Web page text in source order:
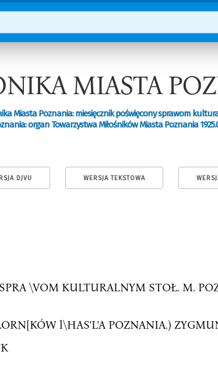
MIASTA
Miasta Poznania: miesięcznik poświęcony sprawom
organ Towarzystwa Miłośników Miasta Poznania
DJVU WERSJA TEKSTOWA
\VOM KULTURALNYM STOŁ. M.
l\HAS'L'A POZNANIA.)